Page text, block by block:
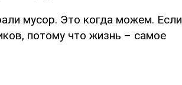
мусор. Это когда можем. Если
потому что жизнь – самое